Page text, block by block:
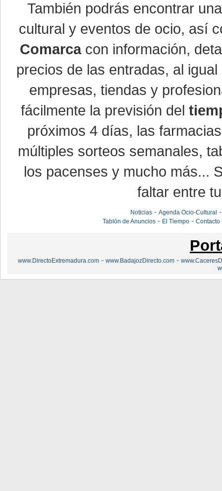
También podrás encontrar
cultural y eventos de ocio, así
Comarcacon información,
precios de las entradas, al
empresas, tiendas y
fácilmente la previsión del
próximos 4 días, las
múltiples sorteos semanales,
los pacenses y mucho más...
faltar entre
Noticias -Agenda Ocio-Cultural
Tablón de Anuncios - El Tiempo -Contacto
www.DirectoExtremadura.com - www.BadajozDirecto.com -